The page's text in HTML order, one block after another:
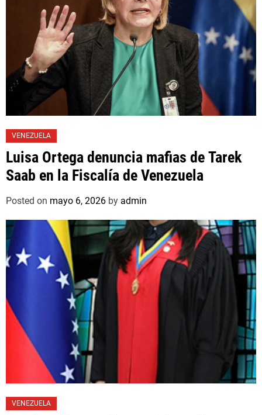
VENEZUELA
Luisa Ortega denuncia mafias de Tarek
Saab en la Fiscalía de Venezuela
Posted on mayo 6, 2026 by admin
VENEZUELA